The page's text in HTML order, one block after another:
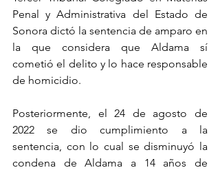
Penal y Administrativa del Estado de
Sonora dictó la sentencia de amparo en
la que considera que Aldama sí
cometió el delito y lo hace responsable
de homicidio.
Posteriormente, el 24 de agosto de
2022 se dio cumplimiento a la
sentencia, con lo cual se disminuyó la
condena de Aldama a 14 años de